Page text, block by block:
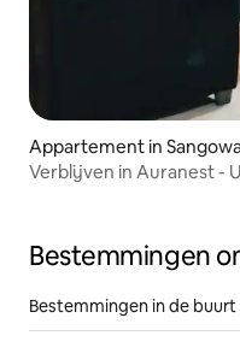
Appartement in
Verblijven in Auranest -
Bestemmingen
Bestemmingen in de buurt